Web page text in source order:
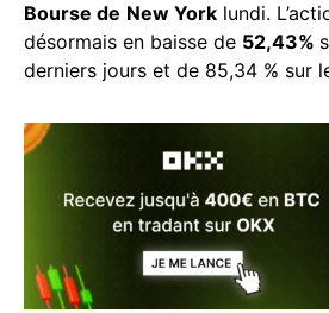
Bourse de New York lundi.
désormais en baisse de 52,43%
derniers jours et de 85,34 % sur